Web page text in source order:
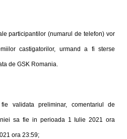
participantilor (numarul de telefon) vor
castigatorilor, urmand a fi sterse
de GSK Romania.
validata preliminar, comentariul de
sa fie in perioada 1 Iulie 2021 ora
ora 23:59;